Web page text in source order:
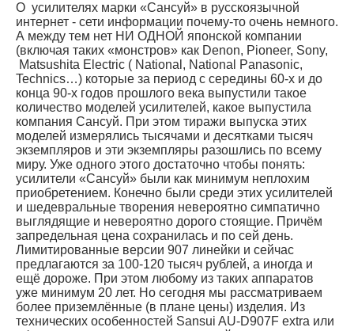
О усилителях марки «Сансуй» в русскоязычной
интернет - сети информации почему-то очень немного.
А между тем нет НИ ОДНОЙ японской компании
(включая таких «монстров» как Denon, Pioneer, Sony,
Matsushita Electric ( National, National Panasonic,
Technics…) которые за период с середины 60-х и до
конца 90-х годов прошлого века выпустили такое
количество моделей усилителей, какое выпустила
компания Сансуй. При этом тиражи выпуска этих
моделей измерялись тысячами и десятками тысяч
экземпляров и эти экземпляры разошлись по всему
миру. Уже одного этого достаточно чтобы понять:
усилители «Сансуй» были как минимум неплохим
приобретением. Конечно были среди этих усилителей
и шедевральные творения невероятно симпатично
выглядящие и невероятно дорого стоящие. Причём
запредельная цена сохранилась и по сей день.
Лимитированные версии 907 линейки и сейчас
предлагаются за 100-120 тысяч рублей, а иногда и
ещё дороже. При этом любому из таких аппаратов
уже минимум 20 лет. Но сегодня мы рассматриваем
более приземлённые (в плане цены) изделия. Из
технических особенностей Sansui AU-D907F extra или